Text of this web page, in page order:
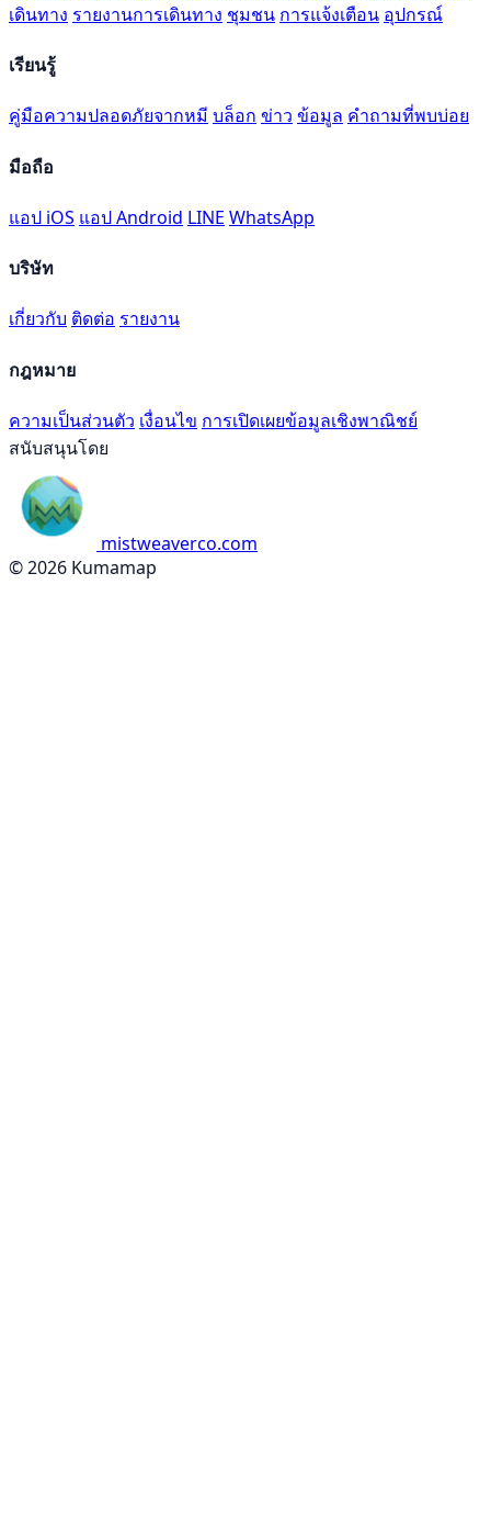
เดินทาง รายงานการเดินทาง ชุมชน การแจ้งเตือน อุปกรณ์
เรียนรู้
คู่มือความปลอดภัยจากหมี บล็อก ข่าว ข้อมูล คำถามที่พบบ่อย
มือถือ
แอป iOS แอป Android LINE WhatsApp
บริษัท
เกี่ยวกับ ติดต่อ รายงาน
กฎหมาย
ความเป็นส่วนตัว เงื่อนไข การเปิดเผยข้อมูลเชิงพาณิชย์
สนับสนุนโดย
mistweaverco.com
© 2026 Kumamap